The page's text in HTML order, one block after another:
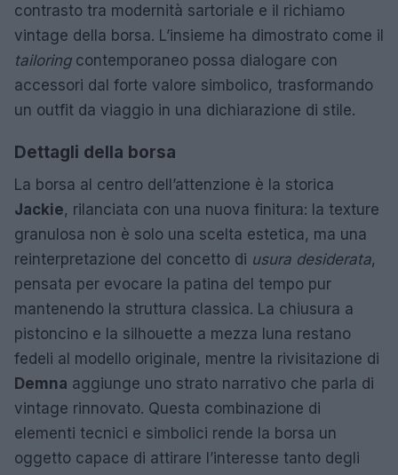
contrasto tra modernità sartoriale e il richiamo
vintage della borsa. L’insieme ha dimostrato come il
tailoringcontemporaneo possa dialogare con
accessori dal forte valore simbolico, trasformando
un outfit da viaggio in una dichiarazione di stile.
Dettagli della borsa
La borsa al centro dell’attenzione è la storica
Jackie, rilanciata con una nuova finitura: la texture
granulosa non è solo una scelta estetica, ma una
reinterpretazione del concetto di usura desiderata,
pensata per evocare la patina del tempo pur
mantenendo la struttura classica. La chiusura a
pistoncino e la silhouette a mezza luna restano
fedeli al modello originale, mentre la rivisitazione di
Demna aggiunge uno strato narrativo che parla di
vintage rinnovato. Questa combinazione di
elementi tecnici e simbolici rende la borsa un
oggetto capace di attirare l’interesse tanto degli